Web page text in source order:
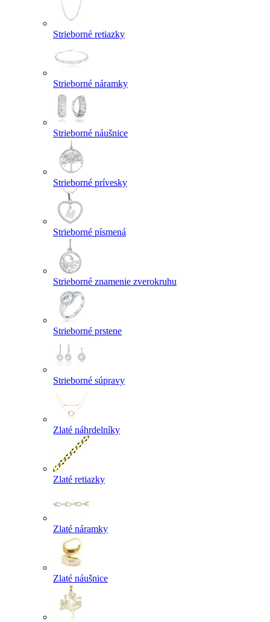
Strieborné retiazky
Strieborné náramky
Strieborné náušnice
Strieborné prívesky
Strieborné písmená
Strieborné znamenie zverokruhu
Strieborné prstene
Strieborné súpravy
Zlaté náhrdelníky
Zlaté retiazky
Zlaté náramky
Zlaté náušnice